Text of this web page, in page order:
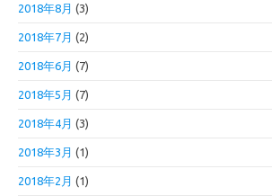
2018年8月 (3)
2018年7月 (2)
2018年6月 (7)
2018年5月 (7)
2018年4月 (3)
2018年3月 (1)
2018年2月 (1)